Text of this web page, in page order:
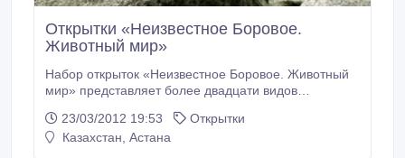
Открытки «Неизвестное Боровое.
Животный мир»
Набор открыток «Неизвестное Боровое. Животный
мир» представляет более двадцати видов
лесах и озерах Борового. На обороте дано краткое
описание животных, указаны места их обитания,
23/03/2012 19:53
Открытки
Казахстан, Астана